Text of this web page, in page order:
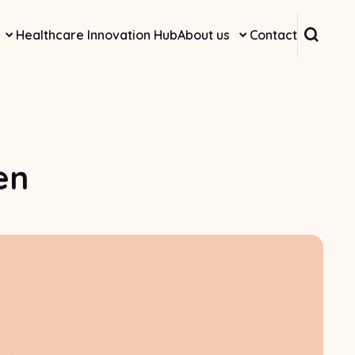
Healthcare Innovation HubAbout us Contact